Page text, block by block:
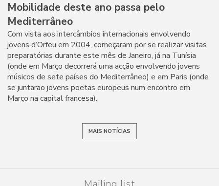
Mobilidade deste ano passa pelo
Mediterrâneo
Com vista aos intercâmbios internacionais envolvendo
jovens d’Orfeu em 2004, começaram por se realizar visitas
preparatórias durante este mês de Janeiro, já na Tunísia
(onde em Março decorrerá uma acção envolvendo jovens
músicos de sete países do Mediterrâneo) e em Paris (onde
se juntarão jovens poetas europeus num encontro em
Março na capital francesa).
MAIS NOTÍCIAS